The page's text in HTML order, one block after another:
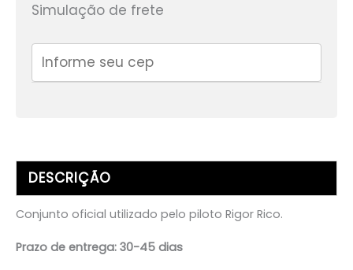
Wear
Dark
quantidade
Simulação de frete
DESCRIÇÃO
Conjunto oficial utilizado pelo piloto Rigor Rico.
Prazo de entrega: 30-45 dias